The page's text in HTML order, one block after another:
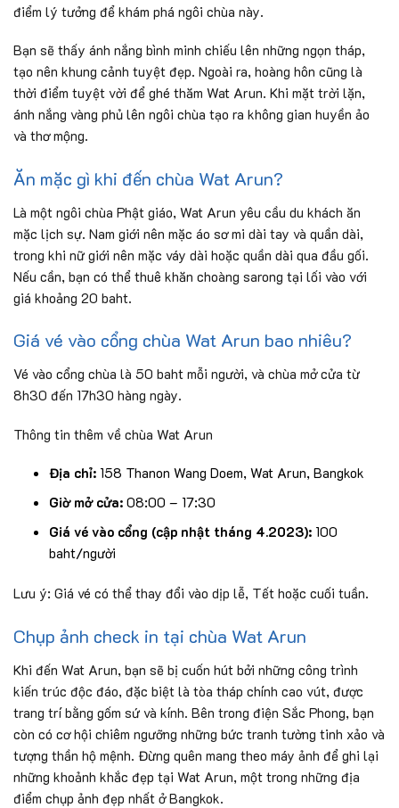
điểm lý tưởng để khám phá ngôi chùa này.
Bạn sẽ thấy ánh nắng bình minh chiếu lên những ngọn tháp,
tạo nên khung cảnh tuyệt đẹp. Ngoài ra, hoàng hôn cũng là
thời điểm tuyệt vời để ghé thăm Wat Arun. Khi mặt trời lặn,
ánh nắng vàng phủ lên ngôi chùa tạo ra không gian huyền ảo
và thơ mộng.
Ăn mặc gì khi đến chùa Wat Arun?
Là một ngôi chùa Phật giáo, Wat Arun yêu cầu du khách ăn
mặc lịch sự. Nam giới nên mặc áo sơ mi dài tay và quần dài,
trong khi nữ giới nên mặc váy dài hoặc quần dài qua đầu gối.
Nếu cần, bạn có thể thuê khăn choàng sarong tại lối vào với
giá khoảng 20 baht.
Giá vé vào cổng chùa Wat Arun bao nhiêu?
Vé vào cổng chùa là 50 baht mỗi người, và chùa mở cửa từ
8h30 đến 17h30 hàng ngày.
Thông tin thêm về chùa Wat Arun
Địa chỉ:158 Thanon Wang Doem, Wat Arun, Bangkok
Giờ mở cửa:08:00 – 17:30
Giá vé vào cổng (cập nhật tháng 4.2023):100
baht/người
Lưu ý: Giá vé có thể thay đổi vào dịp lễ, Tết hoặc cuối tuần.
Chụp ảnh check in tại chùa Wat Arun
Khi đến Wat Arun, bạn sẽ bị cuốn hút bởi những công trình
kiến trúc độc đáo, đặc biệt là tòa tháp chính cao vút, được
trang trí bằng gốm sứ và kính. Bên trong điện Sắc Phong, bạn
còn có cơ hội chiêm ngưỡng những bức tranh tường tinh xảo và
tượng thần hộ mệnh. Đừng quên mang theo máy ảnh để ghi lại
những khoảnh khắc đẹp tại Wat Arun, một trong những địa
điểm chụp ảnh đẹp nhất ở Bangkok.